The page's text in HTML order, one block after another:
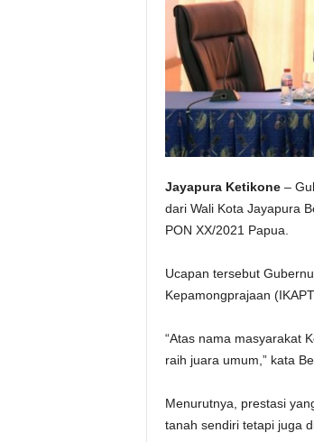
Jayapura Ketikone–
dari Wali Kota Jayapura
PON XX/2021 Papua.
Ucapan tersebut
Kepamongprajaan
“Atas nama masyarakat
raih juara umum,” kata
Menurutnya, prestasi
tanah sendiri tetapi juga